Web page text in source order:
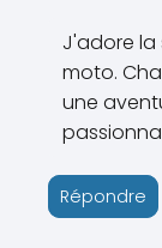
J'adore la
moto.
une
Répondre